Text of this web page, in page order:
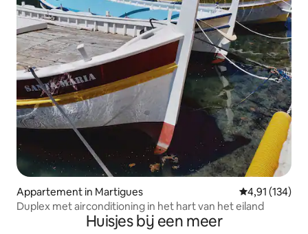
Appartement in Martigues Gemiddelde
4,91 (134)
Duplex met airconditioning in het hart van het eiland
Huisjes bij een meer